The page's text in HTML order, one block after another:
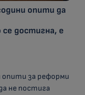
опити да
достигна, е
опити за реформи
не постига